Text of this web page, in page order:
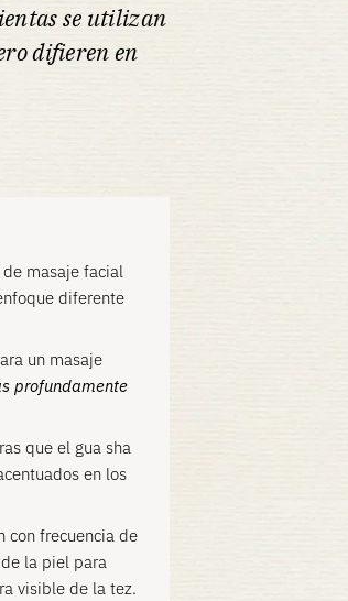
se utilizan
difieren en
masaje facial
diferente
un masaje
profundamente
que el gua sha
en los
con frecuencia de
la piel para
visible de la tez.